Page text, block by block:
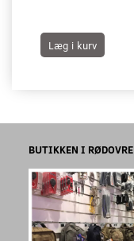
Læg i kurv
BUTIKKEN I RØDOVRE